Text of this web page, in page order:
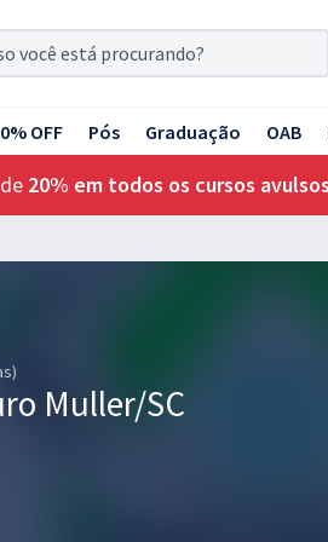
OFF Pós Graduação OAB
20% em todos os cursos
Muller/SC